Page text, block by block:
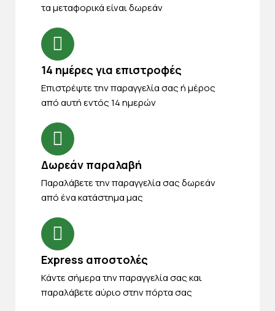
τα μεταφορικά είναι δωρεάν
14 ημέρες για επιστροφές
Eπιστρέψτε την παραγγελία σας ή μέρος
από αυτή εντός 14 ημερών
Δωρεάν παραλαβή
Παραλάβετε την παραγγελία σας δωρεάν
από ένα κατάστημα μας
Express αποστολές
Κάντε σήμερα την παραγγελία σας και
παραλάβετε αύριο στην πόρτα σας